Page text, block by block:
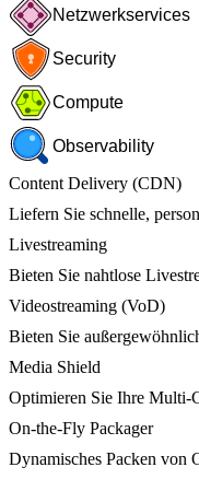
Netzwerkservices
Security
Compute
Observability
Content Delivery (CDN)
Liefern Sie schnelle,
Livestreaming
Bieten Sie nahtlose
Videostreaming (VoD)
Bieten Sie
Media Shield
Optimieren Sie Ihre Multi-
On-the-Fly Packager
Dynamisches Packen von